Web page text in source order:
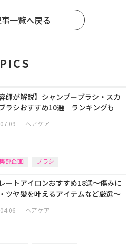
一覧へ戻る
容師が解説】シャンプーブラシ・スカ
ラシおすすめ10選｜ランキングも
｜ ヘアケア
部企画 ブラシ
ートアイロンおすすめ18選～傷みに
ツヤ髪を叶えるアイテムなど厳選～
｜ ヘアケア